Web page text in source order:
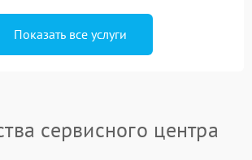
Показать все услуги
сервисного центра